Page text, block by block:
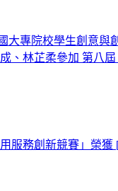
大專院校學生創意與
、林芷柔參加 第八
服務創新競賽」榮獲